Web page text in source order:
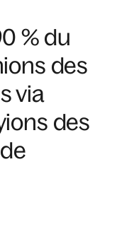
% du
des
via
des